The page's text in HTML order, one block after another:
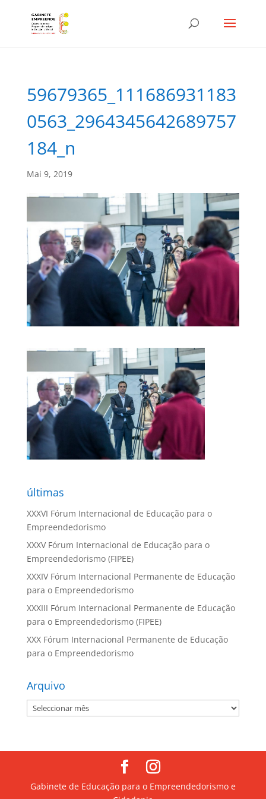
59679365_111686931183
0563_2964345642689757
184_n
Mai 9, 2019
últimas
XXXVI Fórum Internacional de Educação para o
Empreendedorismo
XXXV Fórum Internacional de Educação para o
Empreendedorismo (FIPEE)
XXXIV Fórum Internacional Permanente de Educação
para o Empreendedorismo
XXXIII Fórum Internacional Permanente de Educação
para o Empreendedorismo (FIPEE)
XXX Fórum Internacional Permanente de Educação
para o Empreendedorismo
Arquivo
Arquivo
Gabinete de Educação para o Empreendedorismo e